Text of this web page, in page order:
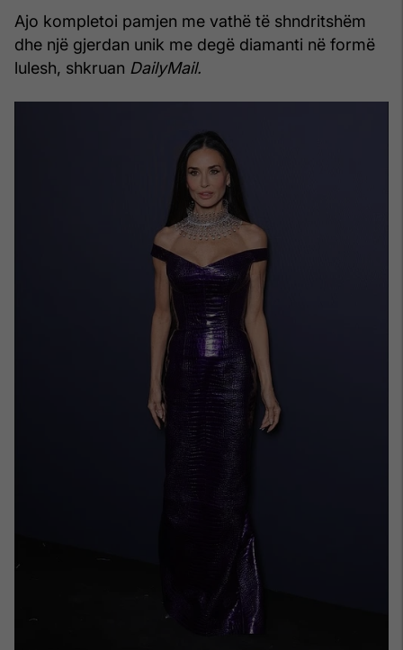
Ajo kompletoi pamjen me vathë të shndritshëm
dhe një gjerdan unik me degë diamanti në formë
lulesh, shkruan DailyMail.